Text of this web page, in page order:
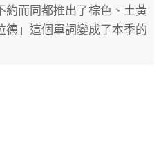
而同都推出了棕色、土黃
」這個單詞變成了本季的